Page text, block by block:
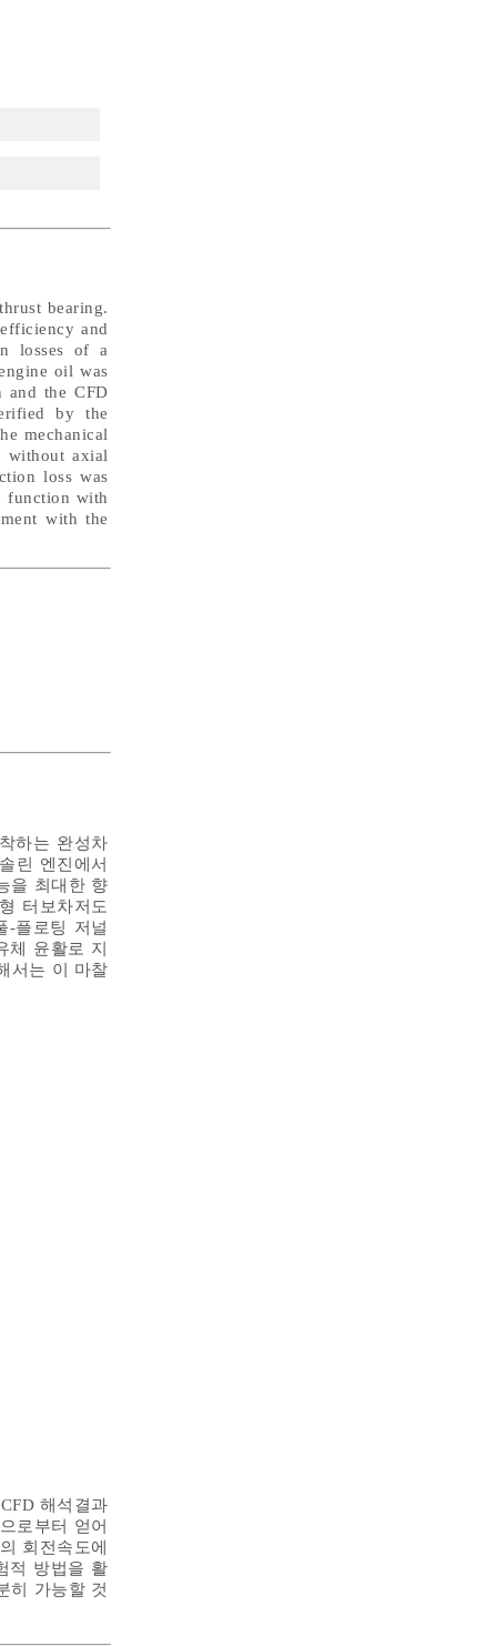
bearing.
and
losses of a
oil was
and the CFD
by the
mechanical
without axial
loss was
function with
with the
하는 완성차
린 엔진에서
을 최대한 향
터보차저도
-플로팅 저널
체 윤활로 지
서는 이 마찰
해석결과
로부터 얻어
회전속도에
적 방법을 활
히 가능할 것